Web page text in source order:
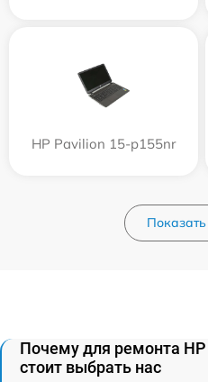
HP Pavilion 15-p155nr
Почему для ремонта HP
стоит выбрать нас